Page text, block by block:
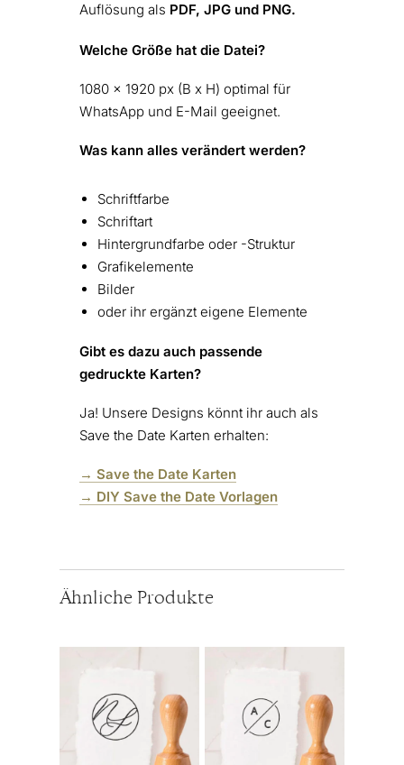
Auflösung als PDF, JPG und PNG.
Welche Größe hat die Datei?
1080 x 1920 px (B x H) optimal für
WhatsApp und E-Mail geeignet.
Was kann alles verändert werden?
Schriftfarbe
Schriftart
Hintergrundfarbe oder -Struktur
Grafikelemente
Bilder
oder ihr ergänzt eigene Elemente
Gibt es dazu auch passende
gedruckte Karten?
Ja! Unsere Designs könnt ihr auch als
Save the Date Karten erhalten:
→ Save the Date Karten
→ DIY Save the Date Vorlagen
Ähnliche Produkte